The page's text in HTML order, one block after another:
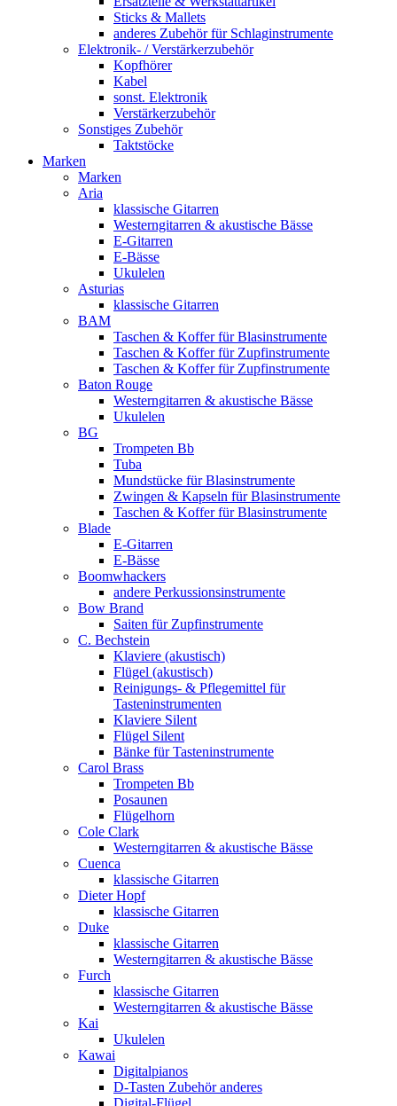
Sticks & Mallets
anderes Zubehör für Schlaginstrumente
Elektronik- / Verstärkerzubehör
Kopfhörer
Kabel
sonst. Elektronik
Verstärkerzubehör
Sonstiges Zubehör
Taktstöcke
Marken
Marken
Aria
klassische Gitarren
Westerngitarren & akustische Bässe
E-Gitarren
E-Bässe
Ukulelen
Asturias
klassische Gitarren
BAM
Taschen & Koffer für Blasinstrumente
Taschen & Koffer für Zupfinstrumente
Taschen & Koffer für Zupfinstrumente
Baton Rouge
Westerngitarren & akustische Bässe
Ukulelen
BG
Trompeten Bb
Tuba
Mundstücke für Blasinstrumente
Zwingen & Kapseln für Blasinstrumente
Taschen & Koffer für Blasinstrumente
Blade
E-Gitarren
E-Bässe
Boomwhackers
andere Perkussionsinstrumente
Bow Brand
Saiten für Zupfinstrumente
C. Bechstein
Klaviere (akustisch)
Flügel (akustisch)
Reinigungs- & Pflegemittel für
Tasteninstrumenten
Klaviere Silent
Flügel Silent
Bänke für Tasteninstrumente
Carol Brass
Trompeten Bb
Posaunen
Flügelhorn
Cole Clark
Westerngitarren & akustische Bässe
Cuenca
klassische Gitarren
Dieter Hopf
klassische Gitarren
Duke
klassische Gitarren
Westerngitarren & akustische Bässe
Furch
klassische Gitarren
Westerngitarren & akustische Bässe
Kai
Ukulelen
Kawai
Digitalpianos
D-Tasten Zubehör anderes
Digital-Flügel